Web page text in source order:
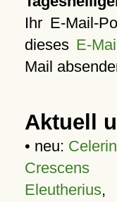
Ihr E-Mail-
dieses E-
Mail
Aktuell
• neu:
Crescens
Eleutherius,